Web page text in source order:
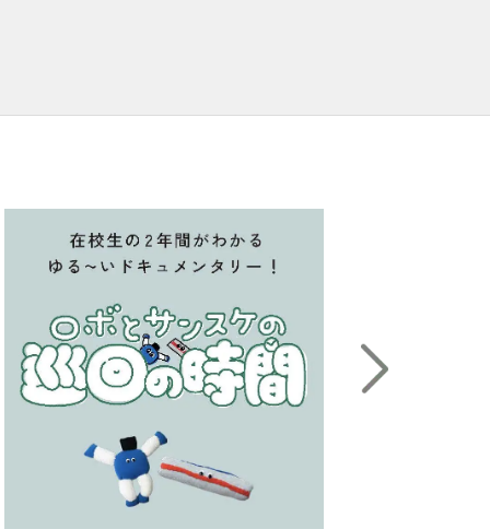
#親方がしっかり監督中
か
#駆けつけてくれる金子先生
#カッターナイフ#可動式の机は結構頑丈
#カフェオレ#唐揚げ丼は人気メニュー
#カラフルなファイル#カラフルな本棚
#かわいい #観光地
#カンナ工場行ってみたいな
#看板 #学食#学生スタッフ
#学生の真剣な眼差し